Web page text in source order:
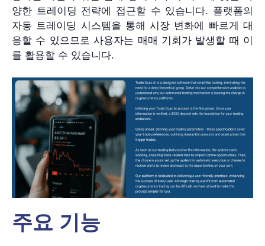
양한 트레이딩 전략에 접근할 수 있습니다. 플랫폼의
자동 트레이딩 시스템을 통해 시장 변화에 빠르게 대
응할 수 있으므로 사용자는 매매 기회가 발생할 때 이
를 활용할 수 있습니다.
주요 기능